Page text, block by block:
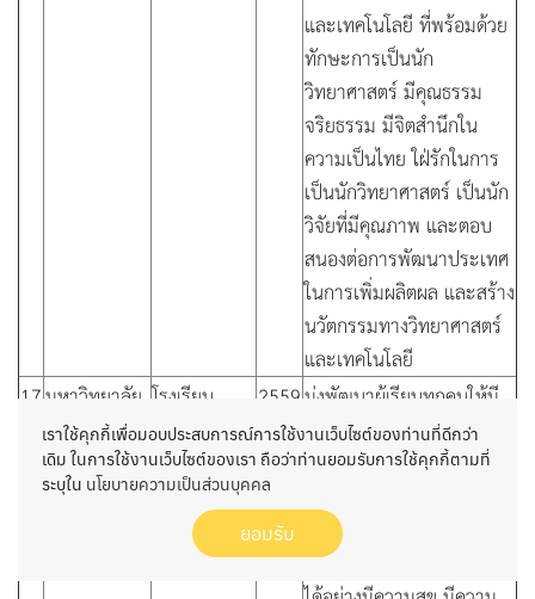
และเทคโนโลยี ที่พร้อมด้วย
ทักษะการเป็นนัก
วิทยาศาสตร์ มีคุณธรรม
จริยธรรม มีจิตสำนึกใน
ความเป็นไทย ใฝ่รักในการ
เป็นนักวิทยาศาสตร์ เป็นนัก
วิจัยที่มีคุณภาพ และตอบ
สนองต่อการพัฒนาประเทศ
ในการเพิ่มผลิตผล และสร้าง
นวัตกรรมทางวิทยาศาสตร์
และเทคโนโลยี
17มหาวิทยาลัย
สงขลา
นครินทร์
วิทยาเขต
โรงเรียน
มอ.วิทยานุ
สรณ์
สุราษฎร์ธานี
2559มุ่งพัฒนาผู้เรียนทุกคนให้มี
ความสมดุลทั้งด้านร่างกาย
ความรู้ คุณธรรม มีจิตสำนึก
และพลโลก สามารถปรับตัว
และอยู่ร่วมกับผู้อื่นในสังคม
เราใช้คุกกี้เพื่อมอบประสบการณ์การใช้งานเว็บไซต์ของท่านที่ดีกว่า
เดิม ในการใช้งานเว็บไซต์ของเรา ถือว่าท่านยอมรับการใช้คุกกี้ตามที่
ระบุใน นโยบายความเป็นส่วนบุคคล
ยอมรับ